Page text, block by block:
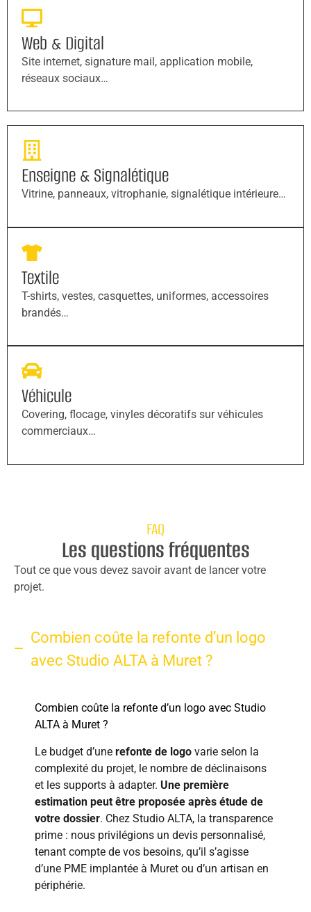
Web & Digital
Site internet, signature mail, application mobile,
réseaux sociaux…
Enseigne & Signalétique
Vitrine, panneaux, vitrophanie, signalétique intérieure…
Textile
T-shirts, vestes, casquettes, uniformes, accessoires
brandés…
Véhicule
Covering, flocage, vinyles décoratifs sur véhicules
commerciaux…
FAQ
Les questions fréquentes
Tout ce que vous devez savoir avant de lancer votre
projet.
Combien coûte la refonte d’un logo
avec Studio ALTA à Muret ?
Combien coûte la refonte d’un logo avec Studio
ALTA à Muret ?
Le budget d’une refonte de logo varie selon la
complexité du projet, le nombre de déclinaisons
et les supports à adapter. Une première
estimation peut être proposée après étude de
votre dossier. Chez Studio ALTA, la transparence
prime : nous privilégions un devis personnalisé,
tenant compte de vos besoins, qu’il s’agisse
d’une PME implantée à Muret ou d’un artisan en
périphérie.